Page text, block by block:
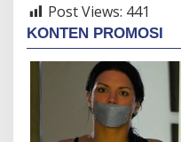
Post Views: 441